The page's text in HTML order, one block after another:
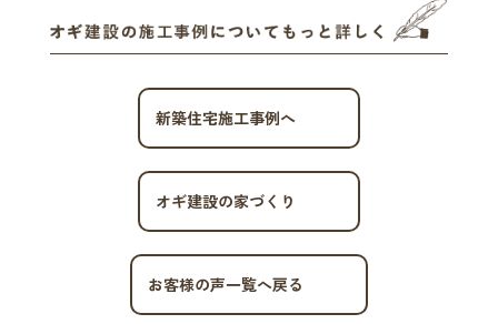
新築住宅施工事例へ
オギ建設の家づくり
お客様の声一覧へ戻る